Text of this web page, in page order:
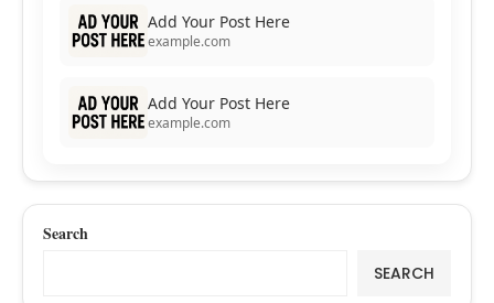
Add Your Post Here
example.com
Add Your Post Here
example.com
Search
SEARCH